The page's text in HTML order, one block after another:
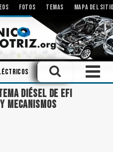
FOTOS TEMAS MAPA DEL
Modificaciones
DIÉSEL DE EFI
MECANISMOS